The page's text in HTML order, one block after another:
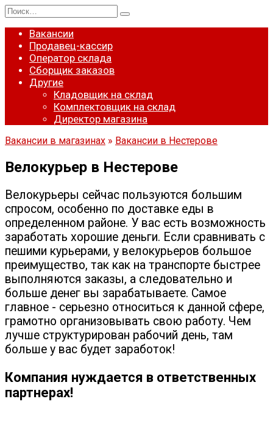
Перейти
к
содержанию
Search
for:
Вакансии
Продавец-кассир
Оператор склада
Сборщик заказов
Другие
Кладовщик на склад
Комплектовщик на склад
Директор магазина
Вакансии в магазинах » Вакансии в Нестерове
Велокурьер в Нестерове
Велокурьеры сейчас пользуются большим
спросом, особенно по доставке еды в
определенном районе. У вас есть возможность
заработать хорошие деньги. Если сравнивать с
пешими курьерами, у велокурьеров большое
преимущество, так как на транспорте быстрее
выполняются заказы, а следовательно и
больше денег вы зарабатываете. Самое
главное - серьезно относиться к данной сфере,
грамотно организовывать свою работу. Чем
лучше структурирован рабочий день, там
больше у вас будет заработок!
Компания нуждается в ответственных
партнерах!